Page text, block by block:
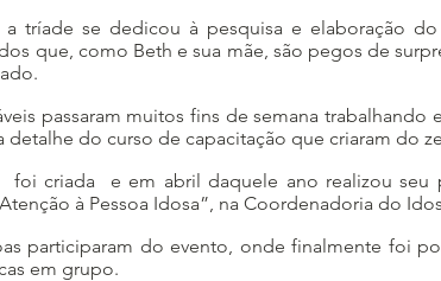
tríade se dedicou à pesquisa e elaboração
que, como Beth e sua mãe, são pegos de
passaram muitos fins de semana
detalhe do curso de capacitação que criaram do
foi criada e em abril daquele ano realizou seu
à Pessoa Idosa”, na Coordenadoria do
participaram do evento, onde finalmente foi
em grupo.